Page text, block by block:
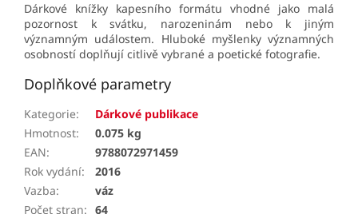
Dárkové knížky kapesního formátu vhodné jako malá
pozornost k svátku, narozeninám nebo k jiným
významným událostem. Hluboké myšlenky významných
osobností doplňují citlivě vybrané a poetické fotografie.
Doplňkové parametry
Kategorie:
Dárkové publikace
Hmotnost:
0.075 kg
EAN:
9788072971459
Rok vydání:
2016
Vazba:
váz
Počet stran: 64